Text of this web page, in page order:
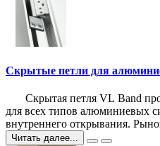
Скрытые петли для
Скрытая петля VL Band
для всех типов алюминиевых
внутреннего открывания.
Читать далее...